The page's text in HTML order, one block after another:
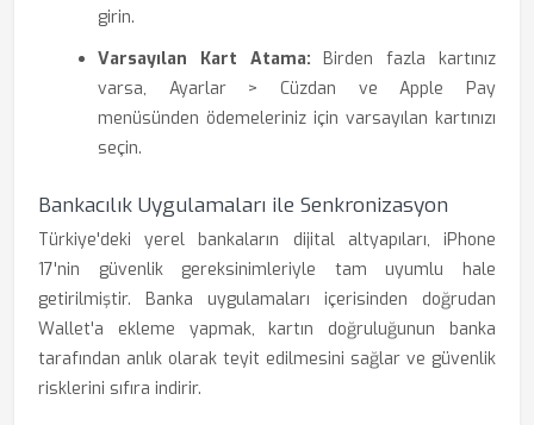
girin.
Varsayılan Kart Atama: Birden fazla kartınız
varsa, Ayarlar > Cüzdan ve Apple Pay
menüsünden ödemeleriniz için varsayılan kartınızı
seçin.
Bankacılık Uygulamaları ile Senkronizasyon
Türkiye'deki yerel bankaların dijital altyapıları, iPhone
17'nin güvenlik gereksinimleriyle tam uyumlu hale
getirilmiştir. Banka uygulamaları içerisinden doğrudan
Wallet'a ekleme yapmak, kartın doğruluğunun banka
tarafından anlık olarak teyit edilmesini sağlar ve güvenlik
risklerini sıfıra indirir.